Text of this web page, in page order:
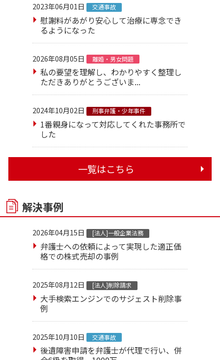
2023年06月01日 交通事故
慰謝料があがり安心して治療に専念でき
るようになった
2026年08月05日 離婚・男女問題
私の要望を理解し、わかりやすく整理し
ただきありがとうございま...
2024年10月02日 刑事弁護・少年事件
1番親身になって対応してくれた事務所で
した
一覧はこちら
解決事例
2026年04月15日 [法人]一般企業法務
弁護士への依頼によって実現した適正価
格での株式売却の事例
2025年08月12日 [法人]削除請求
大手検索エンジンでのサジェスト削除事
例
2025年10月10日 交通事故
後遺障害申請を弁護士が代理で行い、併